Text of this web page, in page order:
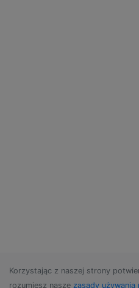
Korzystając z naszej strony
rozumiesz nasze zasady